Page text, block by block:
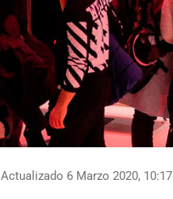
Actualizado 6 Marzo 2020, 10:17